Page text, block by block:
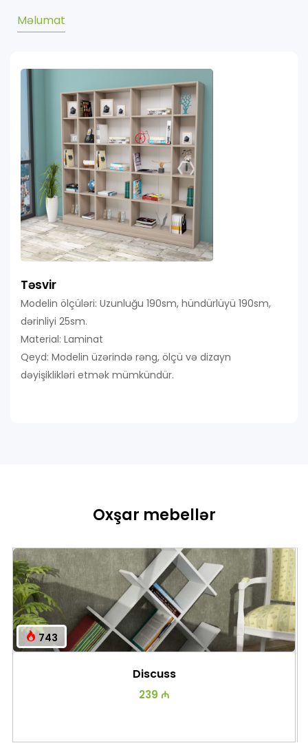
Məlumat
Təsvir
Modelin ölçüləri: Uzunluğu 190sm, hündürlüyü 190sm,
dərinliyi 25sm.
Material: Laminat
Qeyd: Modelin üzərində rəng, ölçü və dizayn
dəyişiklikləri etmək mümkündür.
Oxşar mebellər
743
Discuss
239 ₼